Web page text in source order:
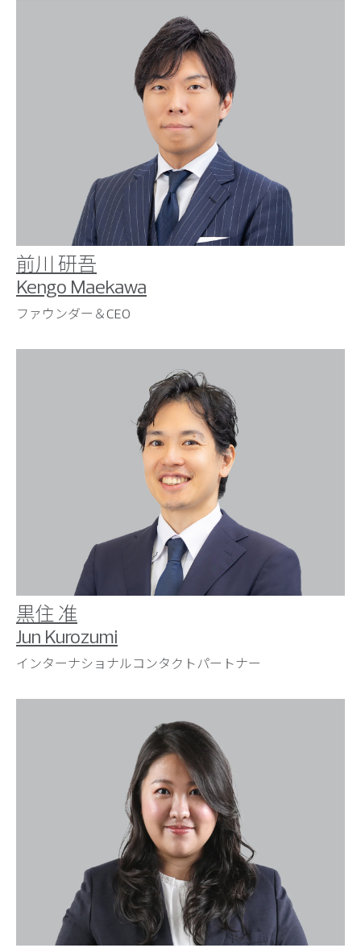
前川 研吾
Kengo Maekawa
ファウンダー＆CEO
黒住 准
Jun Kurozumi
インターナショナルコンタクトパートナー